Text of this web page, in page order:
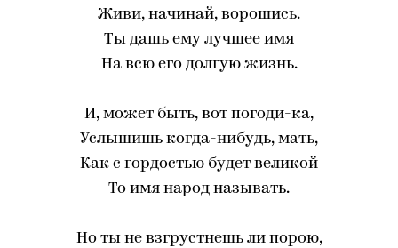
Живи, начинай, ворошись.
Ты дашь ему лучшее имя
На всю его долгую жизнь.
И, может быть, вот погоди-ка,
Услышишь когда-нибудь, мать,
Как с гордостью будет великой
То имя народ называть.
Но ты не взгрустнешь ли порою,